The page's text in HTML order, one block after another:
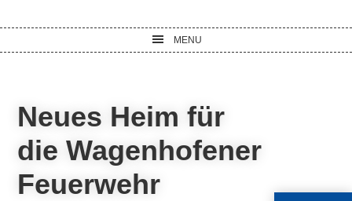
MENU
Neues Heim für
die Wagenhofener
Feuerwehr